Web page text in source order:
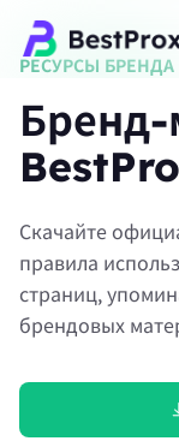
РЕСУРСЫ БРЕНДА
Скачайте
правила
страниц,
брендовых